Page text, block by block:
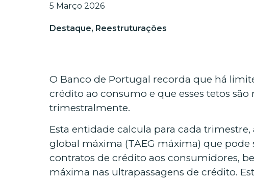
5 Março 2026
Destaque, Reestruturações
O Banco de Portugal recorda que há
crédito ao consumo e que esses tetos são
trimestralmente.
Esta entidade calcula para cada
global máxima (TAEG máxima) que pode
contratos de crédito aos consumidores,
máxima nas ultrapassagens de crédito.